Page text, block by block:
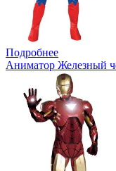
Подробнее
Аниматор Железный